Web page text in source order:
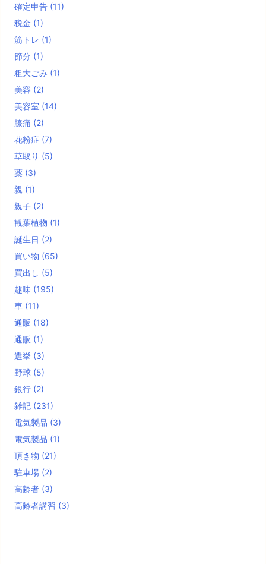
確定申告 (11)
税金 (1)
筋トレ (1)
節分 (1)
粗大ごみ (1)
美容 (2)
美容室 (14)
膝痛 (2)
花粉症 (7)
草取り (5)
薬 (3)
親 (1)
親子 (2)
観葉植物 (1)
誕生日 (2)
買い物 (65)
買出し (5)
趣味 (195)
車 (11)
通販 (18)
通販 (1)
選挙 (3)
野球 (5)
銀行 (2)
雑記 (231)
電気製品 (3)
電気製品 (1)
頂き物 (21)
駐車場 (2)
高齢者 (3)
高齢者講習 (3)